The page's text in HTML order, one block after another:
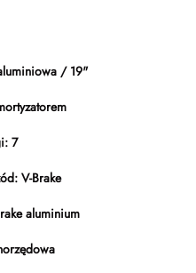
/ 19"
7
V-Brake
aluminium